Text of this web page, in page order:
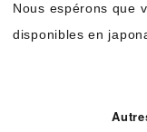
Nous espérons que
disponibles en